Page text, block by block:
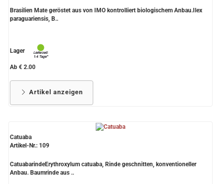
Brasilien Mate geröstet aus von IMO kontrolliert biologischem Anbau.Ilex
paraguariensis, B..
Lager
Ab € 2.00
Artikel anzeigen
Catuaba
Artikel-Nr.: 109
CatuabarindeErythroxylum catuaba, Rinde geschnitten, konventioneller
Anbau. Baumrinde aus ..